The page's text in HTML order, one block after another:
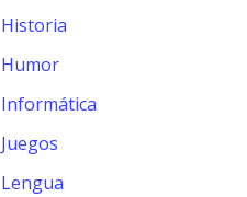
Historia
Humor
Informática
Juegos
Lengua